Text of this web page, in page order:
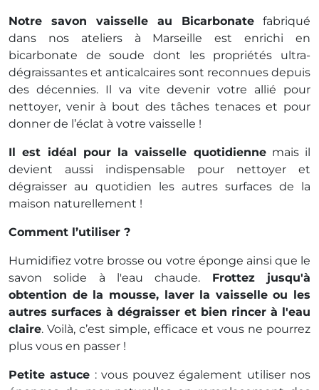
Notre savon vaisselle au Bicarbonate fabriqué
dans nos ateliers à Marseille est enrichi en
bicarbonate de soude dont les propriétés ultra-
dégraissantes et anticalcaires sont reconnues depuis
des décennies. Il va vite devenir votre allié pour
nettoyer, venir à bout des tâches tenaces et pour
donner de l’éclat à votre vaisselle !
Il est idéal pour la vaisselle quotidiennemais il
devient aussi indispensable pour nettoyer et
dégraisser au quotidien les autres surfaces de la
maison naturellement !
Comment l’utiliser ?
Humidifiez votre brosse ou votre éponge ainsi que le
savon solide à l'eau chaude. Frottez jusqu'à
obtention de la mousse, laver la vaisselle ou les
autres surfaces à dégraisser et bien rincer à l'eau
claire. Voilà, c’est simple, efficace et vous ne pourrez
plus vous en passer !
Petite astuce : vous pouvez également utiliser nos